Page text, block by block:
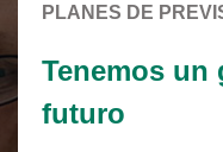
PLANES DE
Tenemos un
futuro